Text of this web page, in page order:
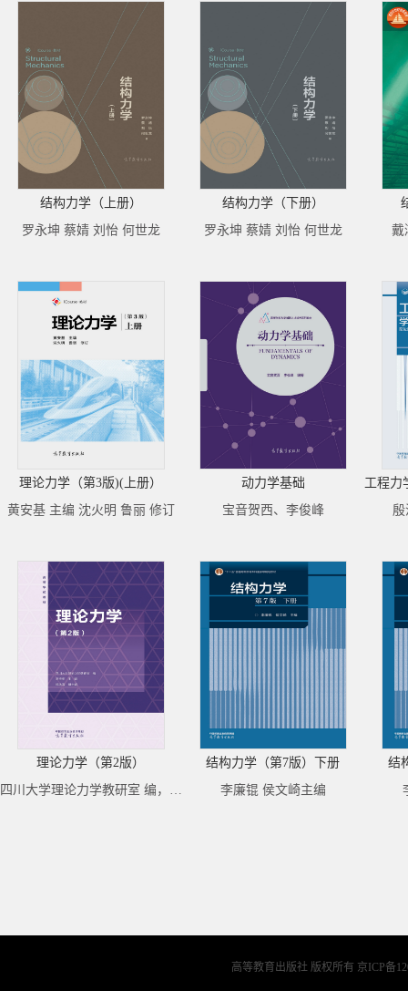
结构力学（上册）
罗永坤 蔡婧 刘怡 何世龙
结构力学（下册）
罗永坤 蔡婧 刘怡 何世龙
戴
理论力学（第3版)(上册）
黄安基 主编 沈火明 鲁丽 修订
动力学基础
宝音贺西、李俊峰
理论力学（第2版）
四川大学理论力学教研室 编，罗特军 主编，魏泳涛 副主编
结构力学（第7版）下册
李廉锟 侯文崎主编
结
高等教育出版社 版权所有 京ICP备